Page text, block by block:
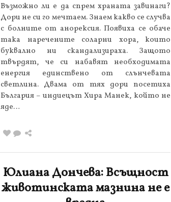
Възможно ли е да спрем храната завинаги?
Дори не си го мечтаем. Знаем какво се случва
с болните от анорексия. Появиха се обаче
така наречените соларни хора, които
буквално ни скандализираха. Защото
твърдят, че си набавят необходимата
енергия единствено от слънчевата
светлина. Двама от тях дори посетиха
България – индиецът Хира Манек, който не
яде…
Юлиана Дончева: Всъщност
животинската мазнина не е